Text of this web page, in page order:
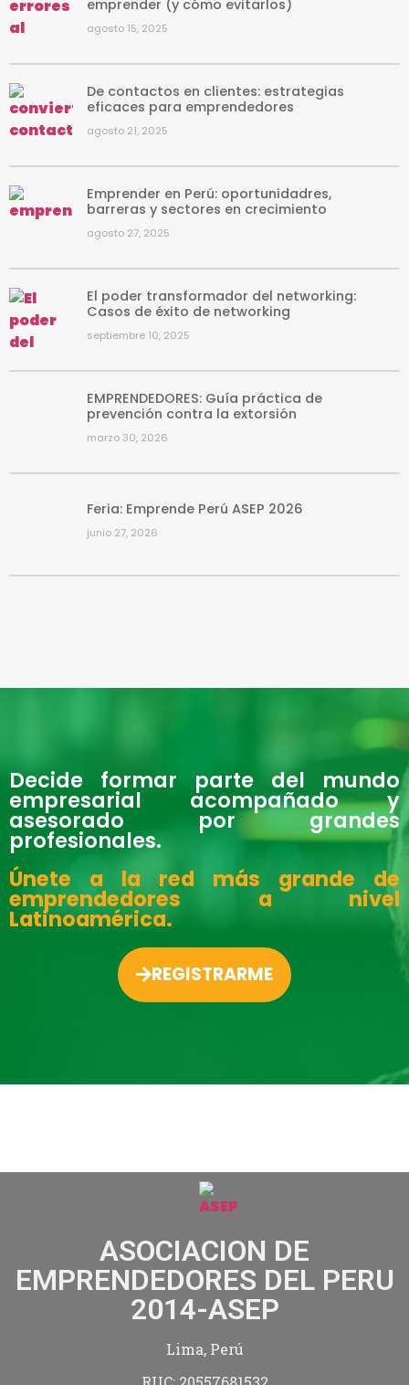
emprender (y cómo evitarlos)
agosto 15, 2025
De contactos en clientes: estrategias
eficaces para emprendedores
agosto 21, 2025
Emprender en Perú: oportunidadres,
barreras y sectores en crecimiento
agosto 27, 2025
El poder transformador del networking:
Casos de éxito de networking
septiembre 10, 2025
EMPRENDEDORES: Guía práctica de
prevención contra la extorsión
marzo 30, 2026
Feria: Emprende Perú ASEP 2026
junio 27, 2026
Decide formar parte del mundo
empresarial acompañado y
asesorado por grandes
profesionales.
Únete a la red más grande de
emprendedores a nivel
Latinoamérica.
REGISTRARME
ASOCIACION DE
EMPRENDEDORES DEL PERU
2014-ASEP
Lima, Perú